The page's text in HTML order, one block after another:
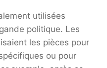
utilisées
politique. Les
les pièces pour
ou pour